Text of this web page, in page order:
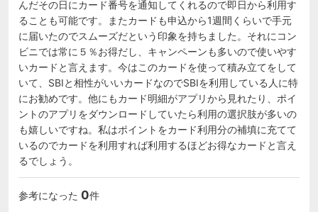
んだその日にカード番号を通知してくれるので即日から利用す
ることも可能です。またカードも申込から1週間くらいで手元
に届いたのでスムーズだという印象を持ちました。それにコン
ビニでは常に５％お得だし、キャンペーンも多いので使いやす
いカードと言えます。今はこのカードを使って積み立てをして
いて、SBIと相性がいいカードなのでSBIを利用している人に特
にお勧めです。他にもカード明細がアプリから見れたり、ポイ
ントのアプリをダウンロードしていたら利用の選択肢が多いの
も嬉しいですね。私はポイントをカード利用分の補填に充てて
いるのでカードを利用すれば利用するほどお得なカードと言え
るでしょう。
参考になった 0件